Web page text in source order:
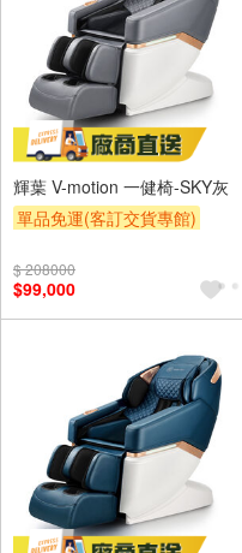
輝葉 V-motion 一健椅-SKY灰
單品免運(客訂交貨專館)
$ 208000
$99,000